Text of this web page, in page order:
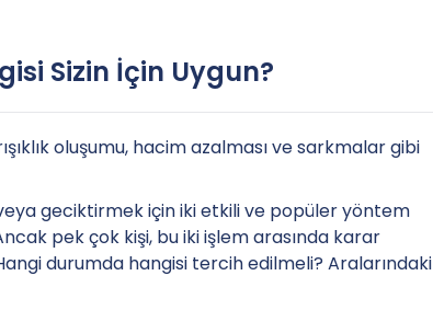
Sizin İçin Uygun?
oluşumu, hacim azalması ve sarkmalar gibi
geciktirmek için iki etkili ve popüler yöntem
pek çok kişi, bu iki işlem arasında karar
durumda hangisi tercih edilmeli? Aralarındaki